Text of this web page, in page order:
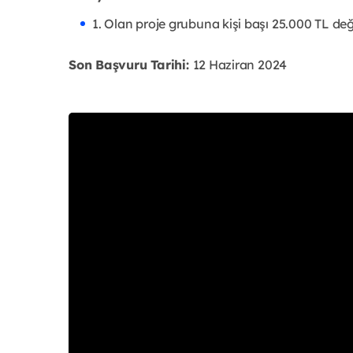
1. Olan proje grubuna kişi başı 25.000 TL
Son Başvuru Tarihi: 12 Haziran 2024